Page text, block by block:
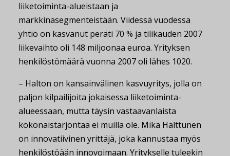
liiketoiminta-alueistaan ja
markkinasegmenteistään. Viidessä vuodessa
yhtiö on kasvanut peräti 70 % ja tilikauden 2007
liikevaihto oli 148 miljoonaa euroa. Yrityksen
henkilöstömäärä vuonna 2007 oli lähes 1020.
– Halton on kansainvälinen kasvuyritys, jolla on
paljon kilpailijoita jokaisessa liiketoiminta-
alueessaan, mutta täysin vastaavanlaista
kokonaistarjontaa ei muilla ole. Mika Halttunen
on innovatiivinen yrittäjä, joka kannustaa myös
henkilöstöään innovoimaan. Yritykselle tuleekin